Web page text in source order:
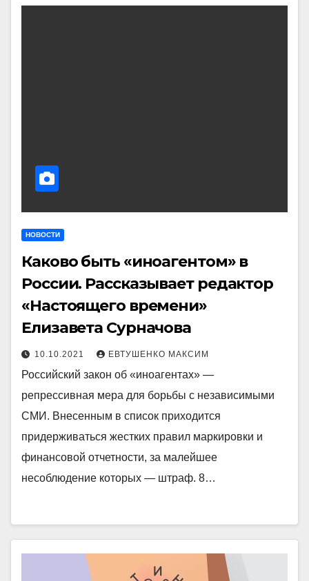
НОВОСТИ
Каково быть «иноагентом» в
России. Рассказывает редактор
«Настоящего времени»
Елизавета Сурначова
10.10.2021 ЕВТУШЕНКО МАКСИМ
Российский закон об «иноагентах» —
репрессивная мера для борьбы с независимыми
СМИ. Внесенным в список приходится
придерживаться жестких правил маркировки и
финансовой отчетности, за малейшее
несоблюдение которых — штраф. 8…